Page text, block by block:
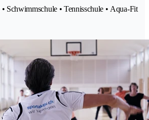
Schwimmschule • Tennisschule • Aqua-Fit